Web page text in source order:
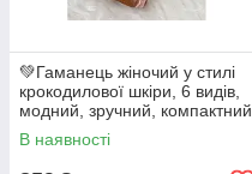
💚Гаманець жіночий у стилі
крокодилової шкіри, 6 видів,
модний, зручний, компактний
В наявності